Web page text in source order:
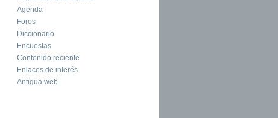
Agenda
Foros
Diccionario
Encuestas
Contenido reciente
Enlaces de interés
Antigua web